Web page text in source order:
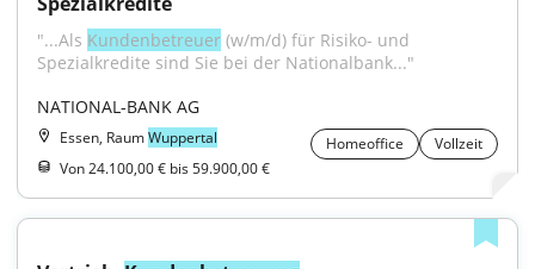
"...Als Kundenbetreuer (w/m/d) für Risiko- und
Spezialkredite sind Sie bei der Nationalbank..."
NATIONAL-BANK AG
Essen, RaumWuppertal Homeoffice
Vollzeit
Von 24.100,00 € bis 59.900,00 €